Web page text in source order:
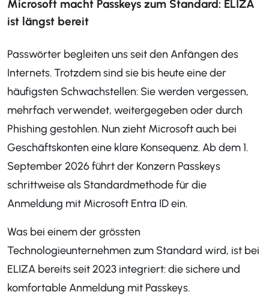
Microsoft macht Passkeys zum Standard: ELIZA
ist längst bereit
Passwörter begleiten uns seit den Anfängen des
Internets. Trotzdem sind sie bis heute eine der
häufigsten Schwachstellen: Sie werden vergessen,
mehrfach verwendet, weitergegeben oder durch
Phishing gestohlen. Nun zieht Microsoft auch bei
Geschäftskonten eine klare Konsequenz. Ab dem 1.
September 2026 führt der Konzern Passkeys
schrittweise als Standardmethode für die
Anmeldung mit Microsoft Entra ID ein.
Was bei einem der grössten
Technologieunternehmen zum Standard wird, ist bei
ELIZA bereits seit 2023 integriert: die sichere und
komfortable Anmeldung mit Passkeys.